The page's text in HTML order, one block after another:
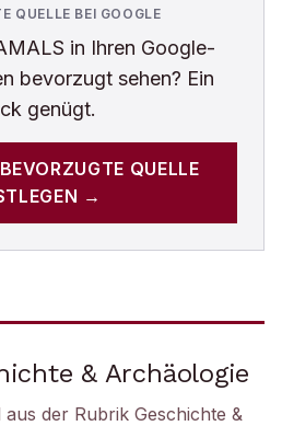
QUELLE BEI GOOGLE
in Ihren Google-
bevorzugt sehen? Ein
genügt.
QUELLE
→
& Archäologie
aus der Rubrik Geschichte &